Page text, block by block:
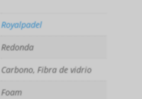
Royalpadel
Redonda
Carbono, Fibra de vidrio
Foam